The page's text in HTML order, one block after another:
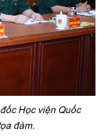
Học viện Quốc
đàm.